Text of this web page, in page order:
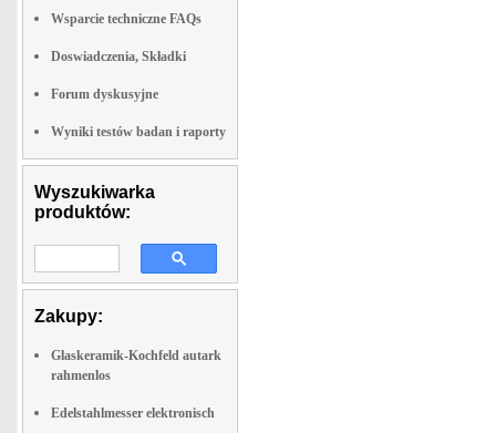
Wsparcie techniczne FAQs
Doswiadczenia, Składki
Forum dyskusyjne
Wyniki testów badan i raporty
Wyszukiwarka
produktów:
Zakupy:
Glaskeramik-Kochfeld autark
rahmenlos
Edelstahlmesser elektronisch